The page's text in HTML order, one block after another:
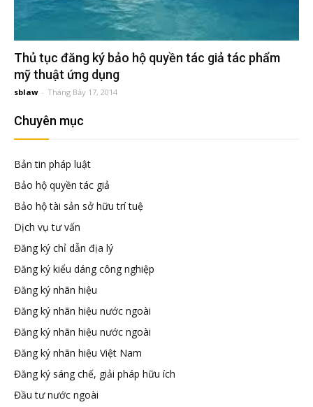
đầu
Đại
diện
hữu
tuệ
Thủ tục đăng ký bảo hộ quyền tác giả tác phẩm
mỹ thuật ứng dụng
sblaw - Tháng Bảy 17, 2014
Chuyên mục
Bản tin pháp luật
Bảo hộ quyền tác giả
Bảo hộ tài sản sở hữu trí tuệ
Dịch vụ tư vấn
Đăng ký chỉ dẫn địa lý
Đăng ký kiểu dáng công nghiệp
Đăng ký nhãn hiệu
Đăng ký nhãn hiệu nước ngoài
Đăng ký nhãn hiệu nước ngoài
Đăng ký nhãn hiệu Việt Nam
Đăng ký sáng chế, giải pháp hữu ích
Đầu tư nước ngoài